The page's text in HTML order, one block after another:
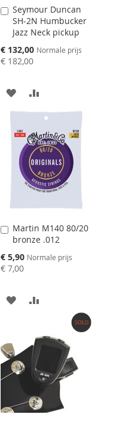
Seymour Duncan
SH-2N Humbucker
Jazz Neck pickup
Speciale
prijs
€ 132,00 Normale prijs
€ 182,00
Aan
winkelwagen
toevoegen
AAN
VERLANGLIJST
TOEVOEGEN
TOE
OM
TE
VERGELIJKEN
Martin M140 80/20
bronze .012
Speciale
prijs
€ 5,90 Normale prijs
€ 7,00
Aan
winkelwagen
toevoegen
AAN
VERLANGLIJST
TOEVOEGEN
OM
VERGELIJKEN